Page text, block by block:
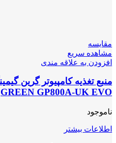
مقایسه
مشاهده سریع
افزودن به علاقه مندی
GREEN GP800A-UK EVO
ناموجود
اطلاعات بیشتر